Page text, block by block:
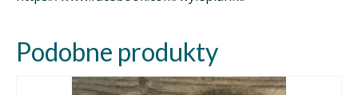
Podobne produkty